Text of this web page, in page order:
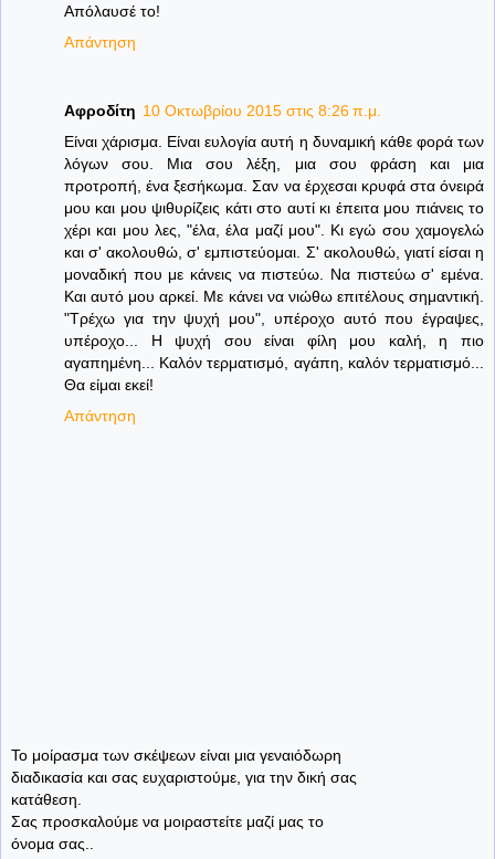
Απόλαυσέ το!
Απάντηση
Αφροδίτη 10 Οκτωβρίου 2015 στις 8:26 π.μ.
Είναι χάρισμα. Είναι ευλογία αυτή η δυναμική κάθε φορά των
λόγων σου. Μια σου λέξη, μια σου φράση και μια
προτροπή, ένα ξεσήκωμα. Σαν να έρχεσαι κρυφά στα όνειρά
μου και μου ψιθυρίζεις κάτι στο αυτί κι έπειτα μου πιάνεις το
χέρι και μου λες, "έλα, έλα μαζί μου". Κι εγώ σου χαμογελώ
και σ' ακολουθώ, σ' εμπιστεύομαι. Σ' ακολουθώ, γιατί είσαι η
μοναδική που με κάνεις να πιστεύω. Να πιστεύω σ' εμένα.
Και αυτό μου αρκεί. Με κάνει να νιώθω επιτέλους σημαντική.
"Τρέχω για την ψυχή μου", υπέροχο αυτό που έγραψες,
υπέροχο... Η ψυχή σου είναι φίλη μου καλή, η πιο
αγαπημένη... Καλόν τερματισμό, αγάπη, καλόν τερματισμό...
Θα είμαι εκεί!
Απάντηση
Το μοίρασμα των σκέψεων είναι μια γεναιόδωρη
διαδικασία και σας ευχαριστούμε, για την δική σας
κατάθεση.
Σας προσκαλούμε να μοιραστείτε μαζί μας το
όνομα σας..